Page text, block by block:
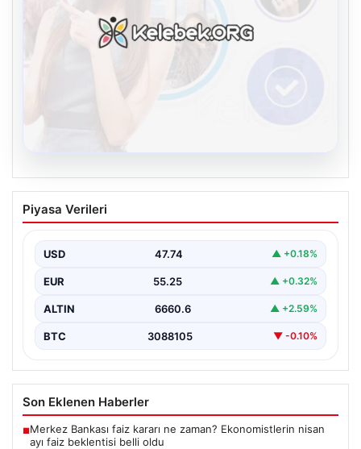
Kelebek.Org İle Sanal İletişimin Güvenli
Adresi Ve Sohbet Deneyimi
kurması kritik bir değer ifade etmektedir. Halen…
Piyasa Verileri
USD 47.74 ▲ +0.18%
EUR 55.25 ▲ +0.32%
ALTIN 6660.6 ▲ +2.59%
BTC 3088105 ▼ -0.10%
Son Eklenen Haberler
■Merkez Bankası faiz kararı ne zaman? Ekonomistlerin nisan
ayı faiz beklentisi belli oldu